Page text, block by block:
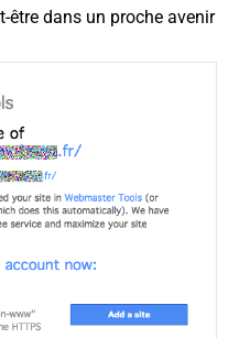
être dans un proche avenir